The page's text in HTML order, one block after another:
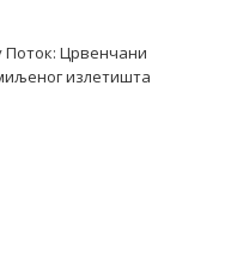
Поток: Црвенчани
излетишта